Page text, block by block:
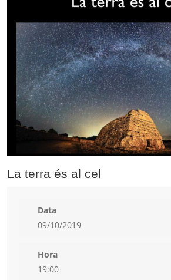
La terra és al cel
Data
09/10/2019
Hora
19:00